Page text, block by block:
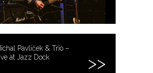
Pavlíček & Trio –
at Jazz Dock